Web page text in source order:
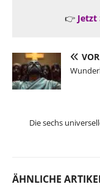
👉
Die sechs
ÄHNLICHE